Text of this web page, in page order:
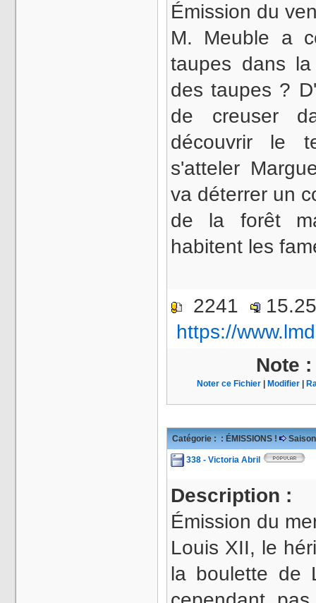
Émission du
M. Meuble a
taupes dans
des taupes ?
de creuser
découvrir le
s'atteler
va déterrer un
de la forêt
habitent les
2241
https://
Note
Noter ce Fichier Modifier
Catégorie : : ÉMISSIONS !
338 - Victoria Abril
Description :
Émission du
Louis XII, le
la boulette de